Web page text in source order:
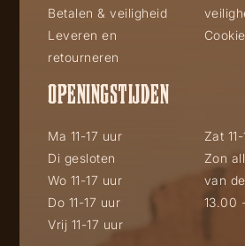
Betalen & veiligheid
Leveren en
retourneren
OPENINGSTIJDEN
Ma 11-17 uur
Di gesloten
Wo 11-17 uur
Do 11-17 uur
Vrij 11-17 uur
Zat
Zon
van
13.00